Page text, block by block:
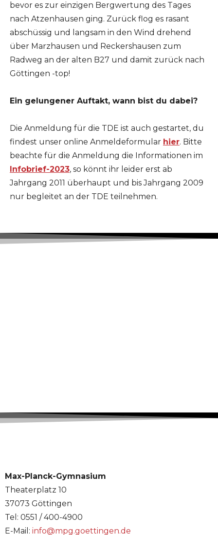
bevor es zur einzigen Bergwertung des Tages
nach Atzenhausen ging. Zurück flog es rasant
abschüssig und langsam in den Wind drehend
über Marzhausen und Reckershausen zum
Radweg an der alten B27 und damit zurück nach
Göttingen -top!
Ein gelungener Auftakt, wann bist du dabei?
Die Anmeldung für die TDE ist auch gestartet, du
findest unser online Anmeldeformular hier. Bitte
beachte für die Anmeldung die Informationen im
Infobrief-2023, so könnt ihr leider erst ab
Jahrgang 2011 überhaupt und bis Jahrgang 2009
nur begleitet an der TDE teilnehmen.
Max-Planck-Gymnasium
Theaterplatz 10
37073 Göttingen
Tel: 0551 / 400-4900
E-Mail: info@mpg.goettingen.de